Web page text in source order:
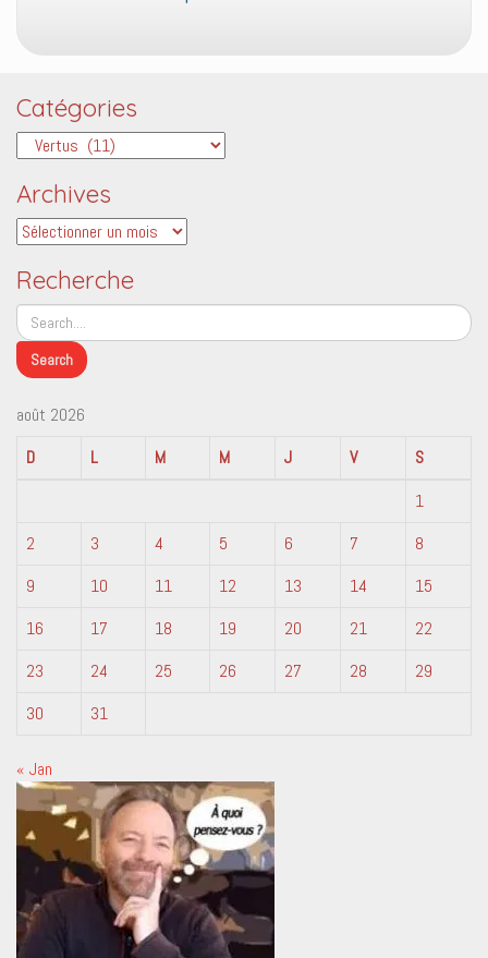
Catégories
Catégories
Archives
Archives
Recherche
août 2026
D
L M M J V
S
1
2
3 4 5 6 7
8
9
10 11 12 13 14
15
16
17 18 19 20 21
22
23
24 25 26 27 28
29
30
31
« Jan